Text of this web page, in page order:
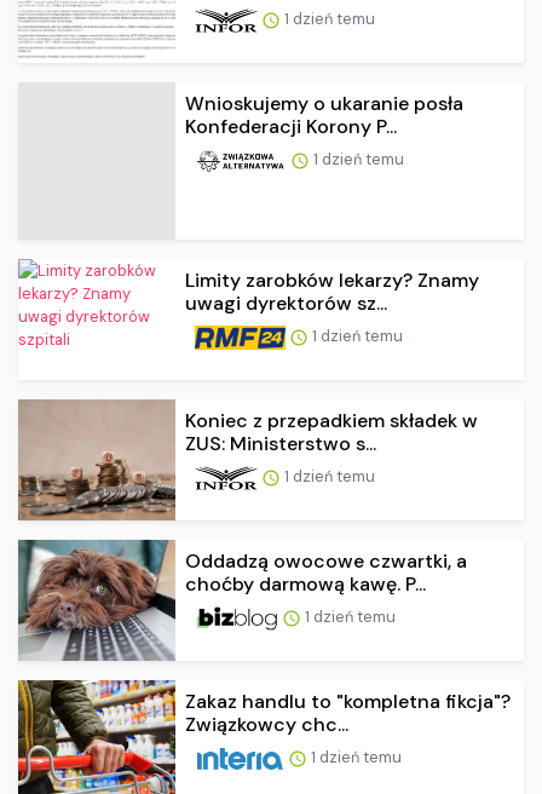
1 dzień temu
Wnioskujemy o ukaranie posła
Konfederacji Korony P...
1 dzień temu
Limity zarobków lekarzy? Znamy
uwagi dyrektorów sz...
1 dzień temu
Koniec z przepadkiem składek w
ZUS: Ministerstwo s...
1 dzień temu
Oddadzą owocowe czwartki, a
choćby darmową kawę. P...
1 dzień temu
Zakaz handlu to "kompletna fikcja"?
Związkowcy chc...
1 dzień temu